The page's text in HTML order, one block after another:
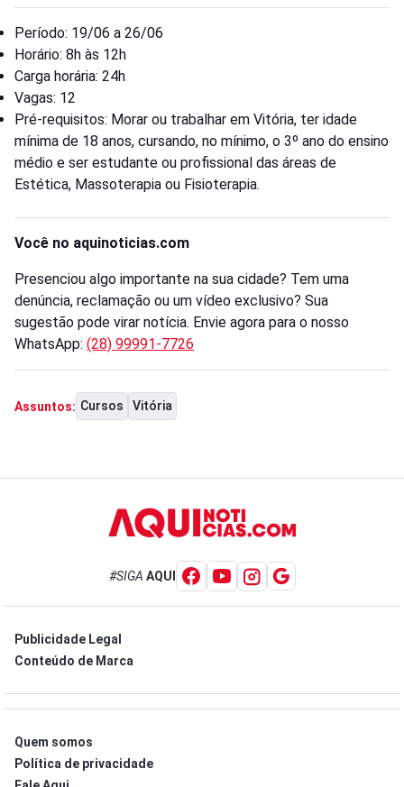
Período: 19/06 a 26/06
Horário: 8h às 12h
Carga horária: 24h
Vagas: 12
Pré-requisitos: Morar ou trabalhar em Vitória, ter idade
mínima de 18 anos, cursando, no mínimo, o 3º ano do ensino
médio e ser estudante ou profissional das áreas de
Estética, Massoterapia ou Fisioterapia.
Você no aquinoticias.com
Presenciou algo importante na sua cidade? Tem uma
denúncia, reclamação ou um vídeo exclusivo? Sua
sugestão pode virar notícia. Envie agora para o nosso
WhatsApp: (28) 99991-7726
Assuntos: Cursos Vitória
#SIGA AQUI
Publicidade Legal
Conteúdo de Marca
Quem somos
Política de privacidade